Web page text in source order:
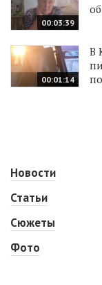
00:03:39
00:01:14
В
Новости
Статьи
Сюжеты
Фото